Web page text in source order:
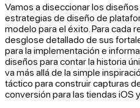
Vamos a diseccionar los
estrategias de diseño de
modelo para el éxito. Para cada
desglose detallado de sus
para la implementación e
diseños para contar la historia
va más allá de la simple
táctico para construir capturas
conversión para las tiendas iOS